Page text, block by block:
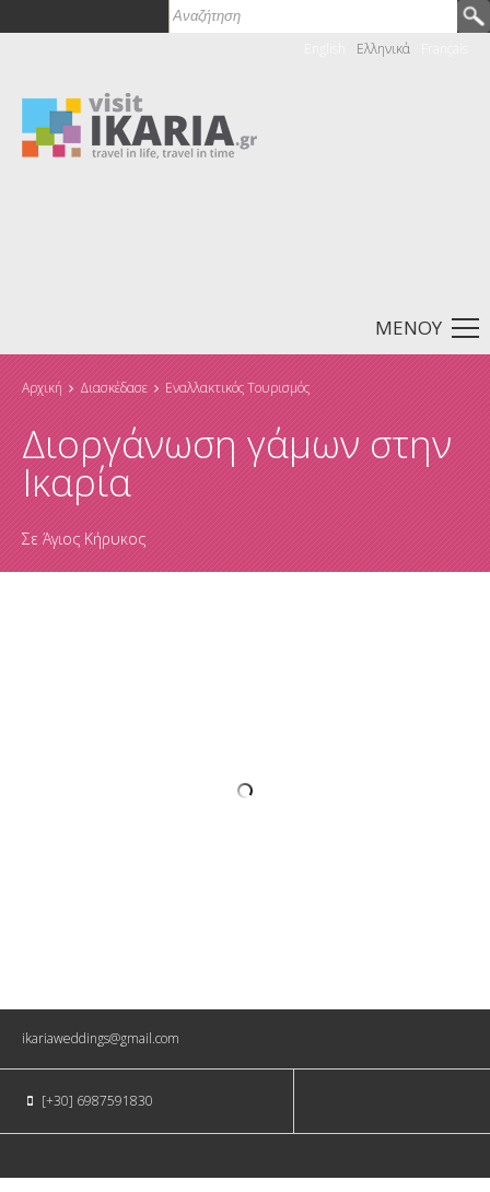
Παράκαμψη προς το κυρίως περιεχόμενο
Φόρμα αναζήτησης
Αναζήτηση
Ελληνικά
ΜΕΝΟΎ
Είστε εδώ
Αρχική Διασκέδασε Εναλλακτικός Τουρισμός
Διοργάνωση γάμων στην
Ικαρία
Σε Άγιος Κήρυκος
ikariaweddings@gmail.com
[+30] 6987591830